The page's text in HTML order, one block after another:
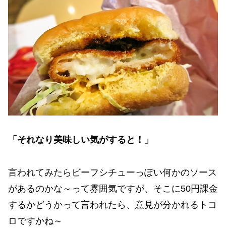
「それなり美味しい気がすると！」
言われてみたらビーフシチューっぽい何かのソース
があるのかな～って雰囲気ですが、そこに50円課金
するかどうかって言われたら、意見が分かれるトコ
ロですかね～